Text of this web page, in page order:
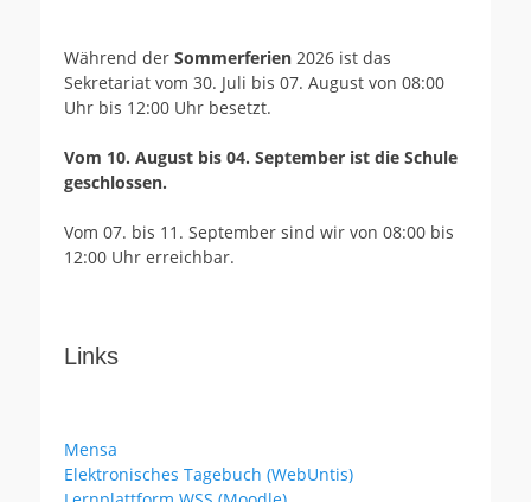
Während der Sommerferien 2026 ist das
Sekretariat vom 30. Juli bis 07. August von 08:00
Uhr bis 12:00 Uhr besetzt.
Vom 10. August bis 04. September ist die Schule
geschlossen.
Vom 07. bis 11. September sind wir von 08:00 bis
12:00 Uhr erreichbar.
Links
Mensa
Elektronisches Tagebuch (WebUntis)